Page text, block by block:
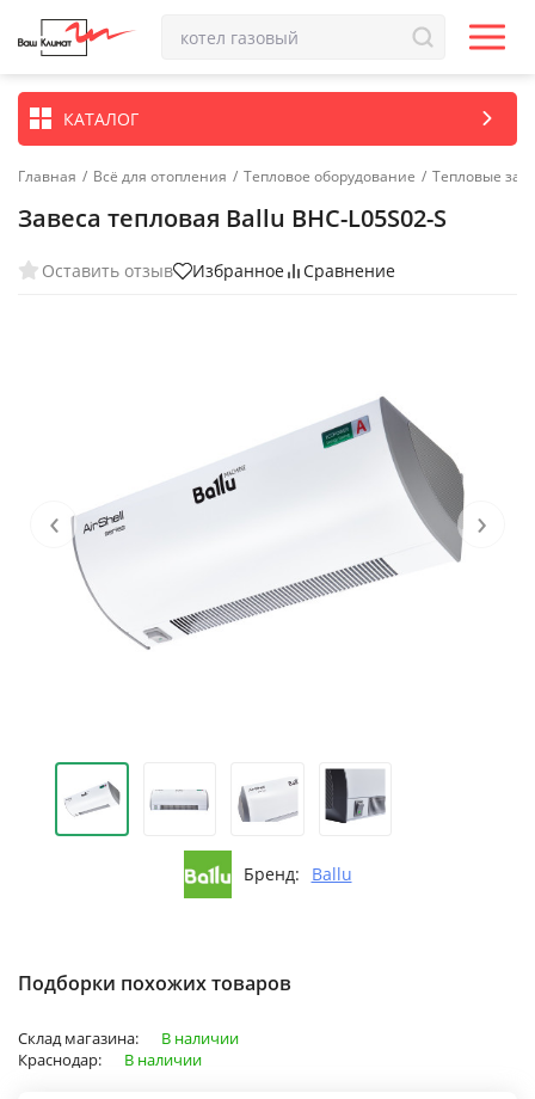
КАТАЛОГ
Главная / Всё для отопления / Тепловое оборудование / Тепловые
Завеса тепловая Ballu BHC-L05S02-S
Оставить отзыв Избранное Сравнение
‹ ›
Бренд: Ballu
Подборки похожих товаров
Склад магазина:
В наличии
Краснодар:
В наличии